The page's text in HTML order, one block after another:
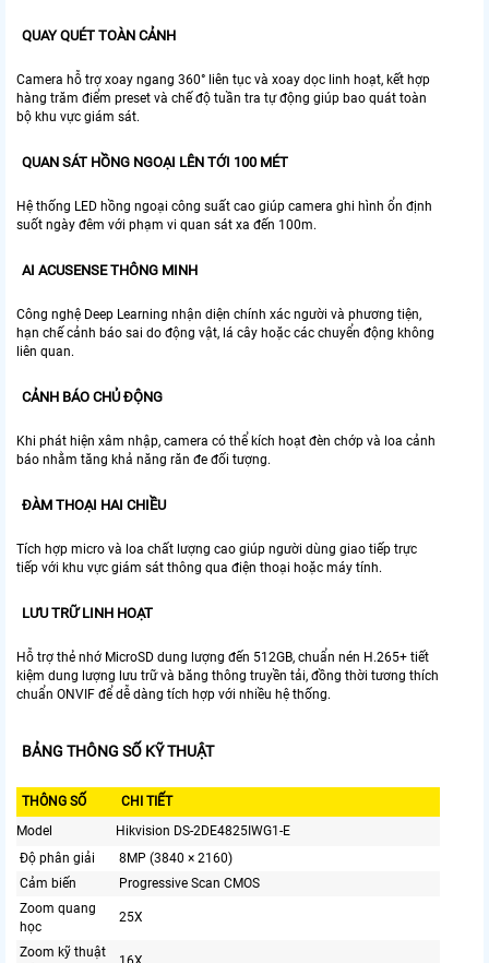
QUAY QUÉT TOÀN CẢNH
Camera hỗ trợ xoay ngang 360° liên tục và xoay dọc linh hoạt, kết hợp
hàng trăm điểm preset và chế độ tuần tra tự động giúp bao quát toàn
bộ khu vực giám sát.
QUAN SÁT HỒNG NGOẠI LÊN TỚI 100 MÉT
Hệ thống LED hồng ngoại công suất cao giúp camera ghi hình ổn định
suốt ngày đêm với phạm vi quan sát xa đến 100m.
AI ACUSENSE THÔNG MINH
Công nghệ Deep Learning nhận diện chính xác người và phương tiện,
hạn chế cảnh báo sai do động vật, lá cây hoặc các chuyển động không
liên quan.
CẢNH BÁO CHỦ ĐỘNG
Khi phát hiện xâm nhập, camera có thể kích hoạt đèn chớp và loa cảnh
báo nhằm tăng khả năng răn đe đối tượng.
ĐÀM THOẠI HAI CHIỀU
Tích hợp micro và loa chất lượng cao giúp người dùng giao tiếp trực
tiếp với khu vực giám sát thông qua điện thoại hoặc máy tính.
LƯU TRỮ LINH HOẠT
Hỗ trợ thẻ nhớ MicroSD dung lượng đến 512GB, chuẩn nén H.265+ tiết
kiệm dung lượng lưu trữ và băng thông truyền tải, đồng thời tương thích
chuẩn ONVIF để dễ dàng tích hợp với nhiều hệ thống.
BẢNG THÔNG SỐ KỸ THUẬT
THÔNG SỐ
CHI TIẾT
Model
Hikvision DS-2DE4825IWG1-E
Độ phân giải
8MP (3840 × 2160)
Cảm biến
Progressive Scan CMOS
Zoom quang
học
25X
Zoom kỹ thuật